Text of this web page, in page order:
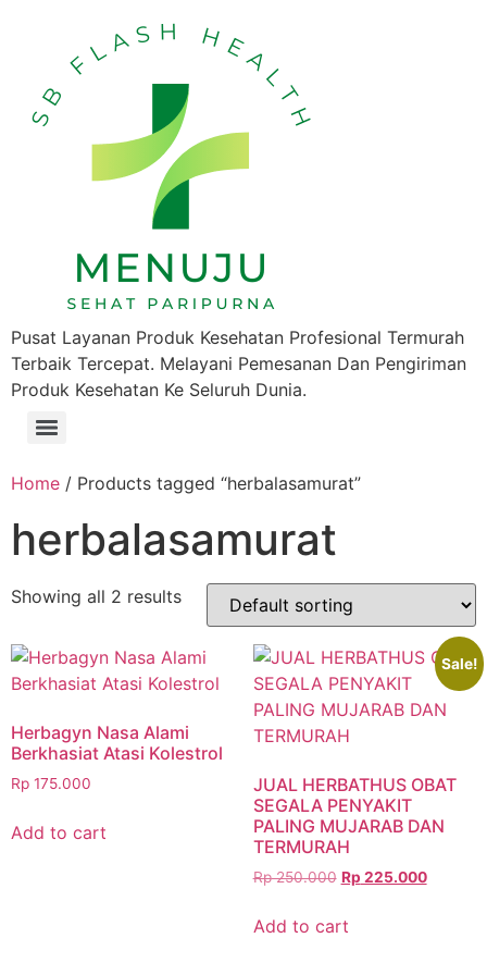
Pusat Layanan Produk Kesehatan Profesional Termurah
Terbaik Tercepat. Melayani Pemesanan Dan Pengiriman
Produk Kesehatan Ke Seluruh Dunia.
Home / Products tagged “herbalasamurat”
herbalasamurat
Showing all 2 results
Herbagyn Nasa Alami
Berkhasiat Atasi Kolestrol
Rp 175.000
Add to cart
Sale!
JUAL HERBATHUS OBAT
SEGALA PENYAKIT
PALING MUJARAB DAN
TERMURAH
Rp250.000 Rp 225.000
Add to cart